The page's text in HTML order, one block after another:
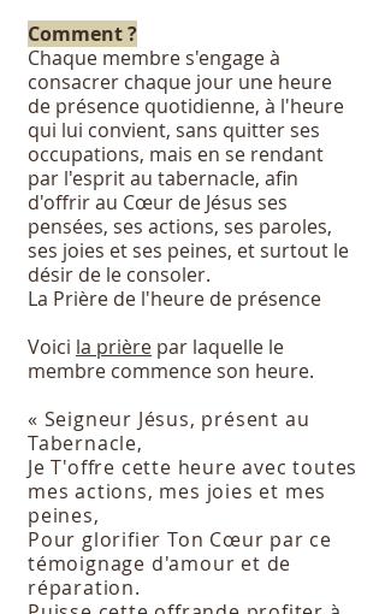
Comment ?
Chaque membre s'engage à
consacrer chaque jour une heure
de présence quotidienne, à l'heure
qui lui convient, sans quitter ses
occupations, mais en se rendant
par l'esprit au tabernacle, afin
d'offrir au Cœur de Jésus ses
pensées, ses actions, ses paroles,
ses joies et ses peines, et surtout le
désir de le consoler.
La Prière de l'heure de présence
Voici la prière par laquelle le
membre commence son heure.
« Seigneur Jésus, présent au
Tabernacle,
Je T'offre cette heure avec toutes
mes actions, mes joies et mes
peines,
Pour glorifier Ton Cœur par ce
témoignage d'amour et de
réparation.